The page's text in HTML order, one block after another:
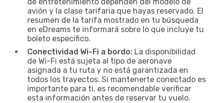
avión y la clase tarifaria que hayas reservado. El
resumen de la tarifa mostrado en tu búsqueda
en eDreams te informará sobre lo que incluye tu
boleto específico.
Conectividad Wi-Fi a bordo: La disponibilidad
de Wi-Fi está sujeta al tipo de aeronave
asignada a tu ruta y no está garantizada en
todos los trayectos. Si mantenerte conectado es
importante para ti, es recomendable verificar
esta información antes de reservar tu vuelo.